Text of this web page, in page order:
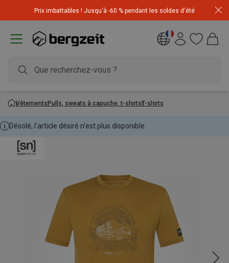
Prix imbattables ! Jusqu'à -60 % pendant les soldes d'été
l'article le moins cher! Code
VêtementsPulls, sweats à capuche, t-shirtsT-shirts
Désolé, l'article désiré n'est plus disponible.